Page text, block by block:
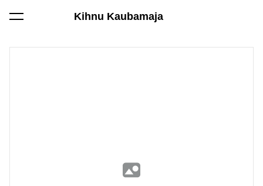
Kihnu Kaubamaja
lisati ostukorvi. Vaata ostukorvi